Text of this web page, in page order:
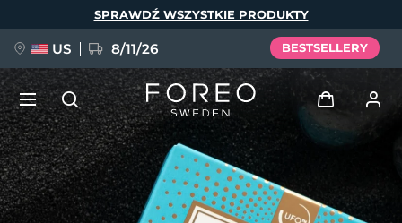
SPRAWDŹ WSZYSTKIE PRODUKTY
US 8/11/26 BESTSELLERY
Profil użytkownika
NOWOŚĆ
BREAKING NEWS
Język